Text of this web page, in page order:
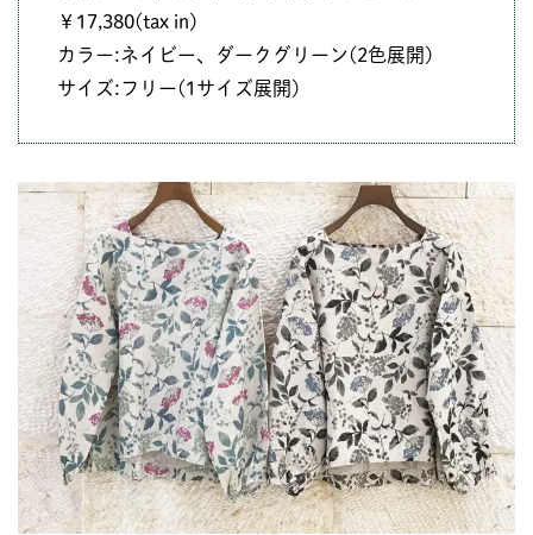
￥17,380(tax in)
カラー:ネイビー、ダークグリーン(2色展開)
サイズ:フリー(1サイズ展開)